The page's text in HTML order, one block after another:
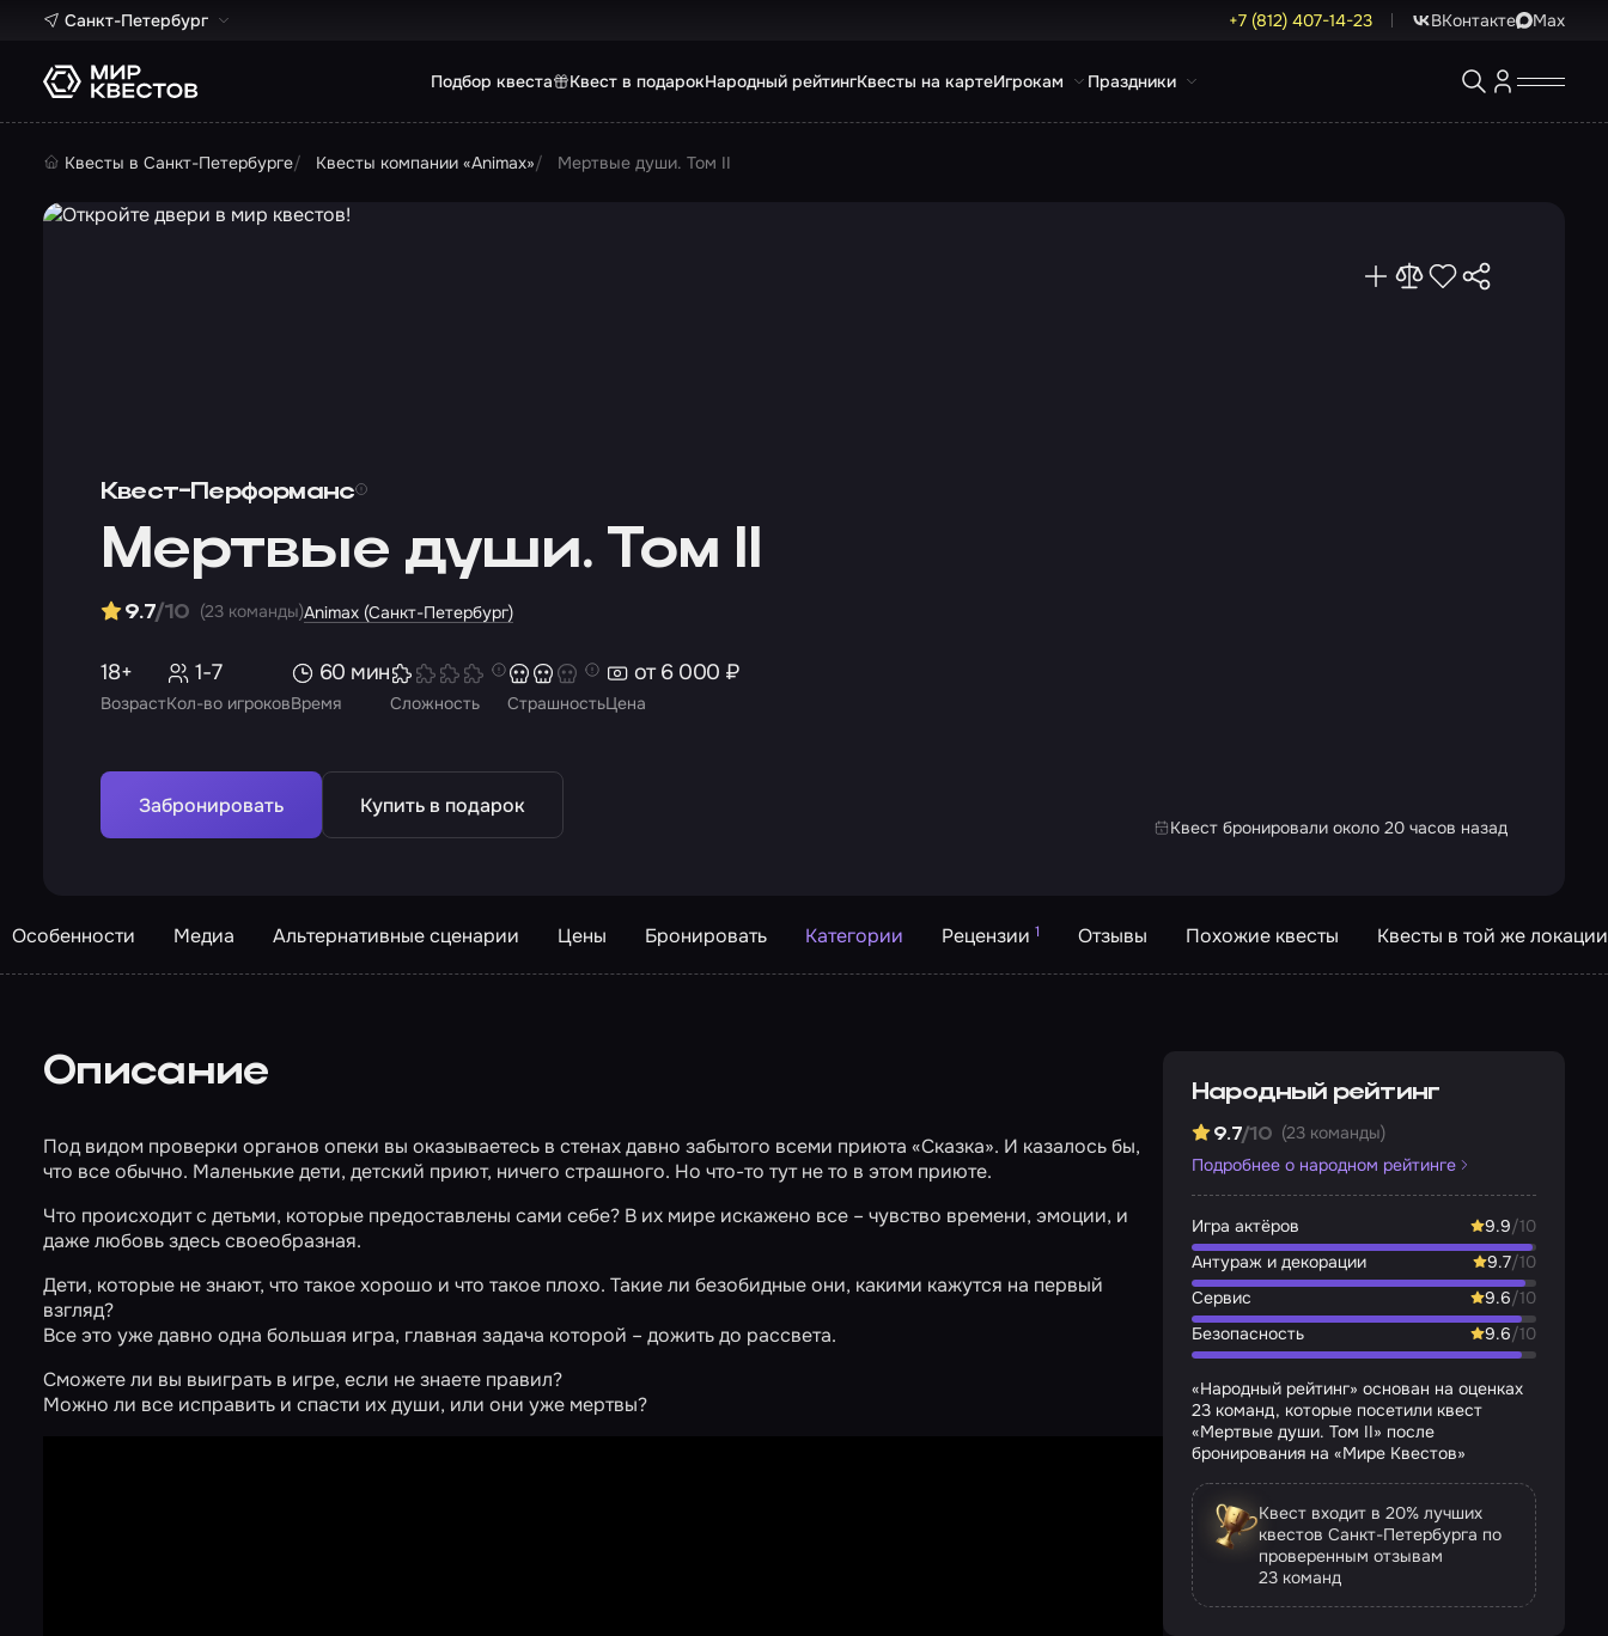
Санкт-Петербург +7 (812) 407-14-23 ВКонтакте Max
Подбор квеста Квест в подарокНародный рейтингКвесты на картеИгрокам Праздники
Квесты в Санкт-Петербурге Квесты компании «Animax» Мертвые души. Том II
Квест-Перформанс
Мертвые души. Том II
Animax (Санкт-Петербург)
9.7/10 (23 команды)
Возраст
18+
Кол-во игроков
1-7
Время
60 мин
Сложность СтрашностьЦена
от 6 000 ₽
Забронировать Купить в подарок
Квест бронировали около 20 часов назад
Особенности Медиа Альтернативные сценарии Цены Бронировать Категории Рецензии 1 Отзывы Похожие квесты Квесты в той же локации
Описание
Под видом проверки органов опеки вы оказываетесь в стенах давно забытого всеми приюта «Сказка». И казалось бы,
что все обычно. Маленькие дети, детский приют, ничего страшного. Но что-то тут не то в этом приюте.
Что происходит с детьми, которые предоставлены сами себе? В их мире искажено все – чувство времени, эмоции, и
даже любовь здесь своеобразная.
Дети, которые не знают, что такое хорошо и что такое плохо. Такие ли безобидные они, какими кажутся на первый
взгляд?
Все это уже давно одна большая игра, главная задача которой – дожить до рассвета.
Сможете ли вы выиграть в игре, если не знаете правил?
Можно ли все исправить и спасти их души, или они уже мертвы?
Народный рейтинг
9.7/10 (23 команды)
Подробнее о народном рейтинге
Игра актёров 9.9/10
Антураж и декорации
9.7/10
Сервис
9.6/10
Безопасность
9.6/10
«Народный рейтинг» основан на оценках
23 команд, которые посетили квест
«Мертвые души. Том II» после
бронирования на «Мире Квестов»
Квест входит в 20% лучших
квестов Санкт-Петербурга по
проверенным отзывам
23 команд